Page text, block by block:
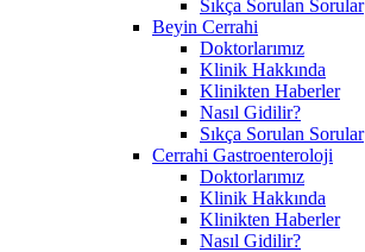
Sıkça Sorulan Sorular
Beyin Cerrahi
Doktorlarımız
Klinik Hakkında
Klinikten Haberler
Nasıl Gidilir?
Sıkça Sorulan Sorular
Cerrahi Gastroenteroloji
Doktorlarımız
Klinik Hakkında
Klinikten Haberler
Nasıl Gidilir?